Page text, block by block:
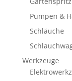
Pumpen &
Schläuche
Werkzeuge